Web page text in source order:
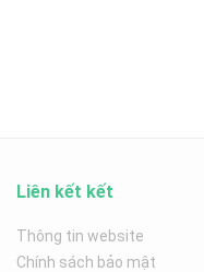
Liên kết kết
Thông tin website
Chính sách bảo mật